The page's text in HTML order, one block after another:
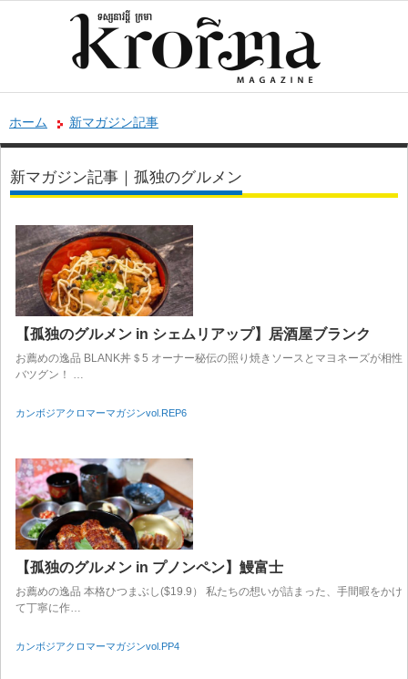
ホーム 新マガジン記事
新マガジン記事｜孤独のグルメン
【孤独のグルメン in シェムリアップ】居酒屋ブランク
お薦めの逸品 BLANK丼＄5 オーナー秘伝の照り焼きソースとマヨネーズが相性
バツグン！ …
カンボジアクロマーマガジンvol.REP6
【孤独のグルメン in プノンペン】鰻富士
お薦めの逸品 本格ひつまぶし($19.9） 私たちの想いが詰まった、手間暇をかけ
て丁寧に作…
カンボジアクロマーマガジンvol.PP4